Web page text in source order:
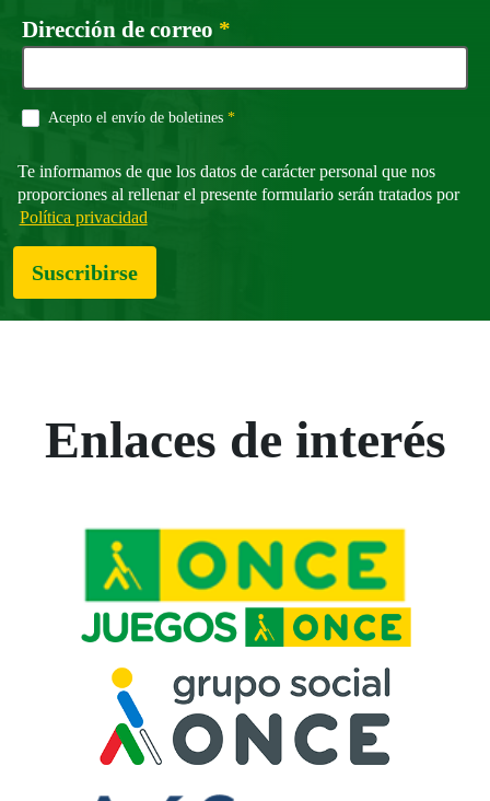
Dirección de correo *
Acepto el envío de boletines *Campo obligatorio
Te informamos de que los datos de carácter personal que nos
proporciones al rellenar el presente formulario serán tratados por
Política privacidad
Suscribirse
Enlaces de interés